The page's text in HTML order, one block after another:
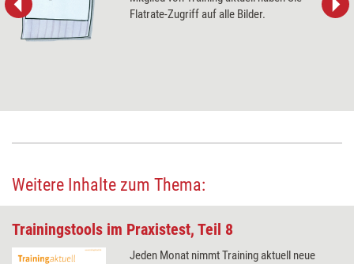
Flatrate-Zugriff auf alle Bilder.
Weitere Inhalte zum Thema:
Trainingstools im Praxistest, Teil 8
Jeden Monat nimmt Training aktuell neue